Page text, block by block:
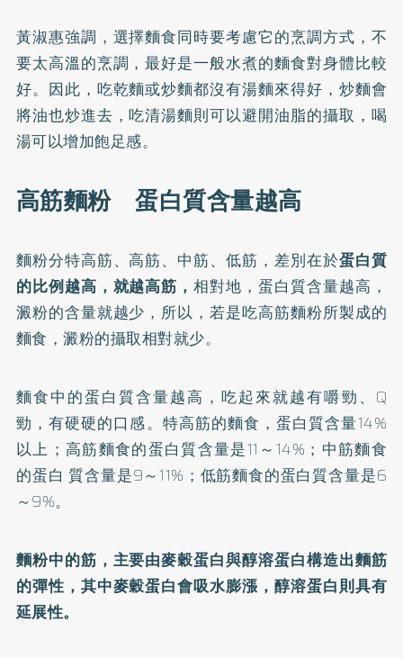
黃淑惠強調，選擇麵食同時要考慮它的烹調方式，不
要太高溫的烹調，最好是一般水煮的麵食對身體比較
好。因此，吃乾麵或炒麵都沒有湯麵來得好，炒麵會
將油也炒進去，吃清湯麵則可以避開油脂的攝取，喝
湯可以增加飽足感。
高筋麵粉 蛋白質含量越高
麵粉分特高筋、高筋、中筋、低筋，差別在於蛋白質
的比例越高，就越高筋，相對地，蛋白質含量越高，
澱粉的含量就越少，所以，若是吃高筋麵粉所製成的
麵食，澱粉的攝取相對就少。
麵食中的蛋白質含量越高，吃起來就越有嚼勁、Q
勁，有硬硬的口感。特高筋的麵食，蛋白質含量14%
以上；高筋麵食的蛋白質含量是11～14%；中筋麵食
的蛋白 質含量是9～11%；低筋麵食的蛋白質含量是6
～9%。
麵粉中的筋，主要由麥穀蛋白與醇溶蛋白構造出麵筋
的彈性，其中麥穀蛋白會吸水膨漲，醇溶蛋白則具有
延展性。